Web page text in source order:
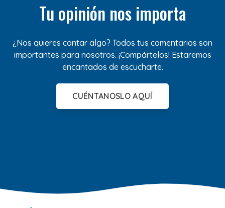
Tu opinión nos importa
¿Nos quieres contar algo? Todos tus comentarios son
importantes para nosotros. ¡Compártelos! Estaremos
encantados de escucharte.
CUÉNTANOSLO AQUÍ